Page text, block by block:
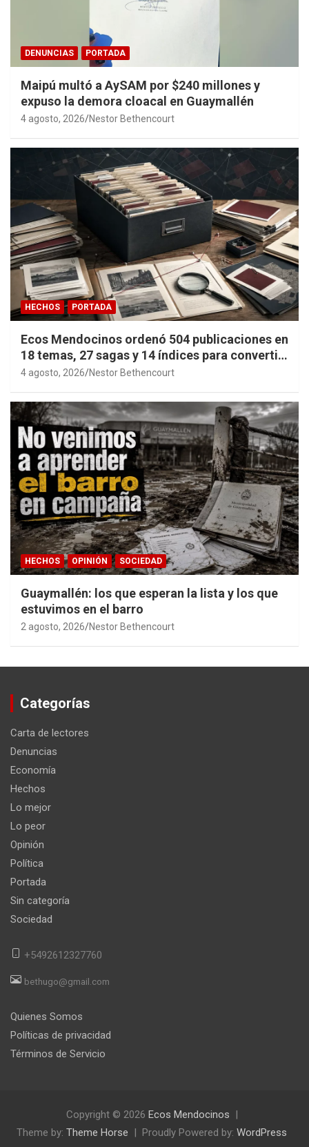
DENUNCIAS PORTADA
Maipú multó a AySAM por $240 millones y
expuso la demora cloacal en Guaymallén
4 agosto, 2026 Nestor Bethencourt
HECHOS PORTADA
Ecos Mendocinos ordenó 504 publicaciones en
18 temas, 27 sagas y 14 índices para convertir
años de investigación en memoria pública
4 agosto, 2026 Nestor Bethencourt
HECHOS OPINIÓN SOCIEDAD
Guaymallén: los que esperan la lista y los que
estuvimos en el barro
2 agosto, 2026 Nestor Bethencourt
Categorías
Carta de lectores
Denuncias
Economía
Hechos
Lo mejor
Lo peor
Opinión
Política
Portada
Sin categoría
Sociedad
+5492612327760
bethugo@gmail.com
Quienes Somos
Políticas de privacidad
Términos de Servicio
Copyright © 2026 Ecos Mendocinos
Theme by: Theme Horse Proudly Powered by: WordPress